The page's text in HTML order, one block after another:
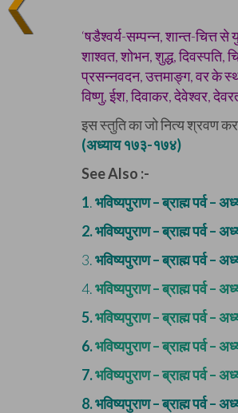
‘षडैश्वर्य-सम्पन्न, शान्त-चित्त
शाश्वत, शोभन, शुद्ध, दिवस्पति,
प्रसन्नवदन, उत्तमाङ्ग, वर के
विष्णु, ईश, दिवाकर, देवेश्वर,
इस स्तुति का जो नित्य श्रवण
(अध्याय १७३-१७४)
See Also :-
1.भविष्यपुराण – ब्राह्म पर्व –
2.भविष्यपुराण – ब्राह्म पर्व –
3.भविष्यपुराण – ब्राह्म पर्व –
4.भविष्यपुराण – ब्राह्म पर्व –
5.भविष्यपुराण – ब्राह्म पर्व –
6.भविष्यपुराण – ब्राह्म पर्व –
7.भविष्यपुराण – ब्राह्म पर्व –
8.भविष्यपुराण – ब्राह्म पर्व –